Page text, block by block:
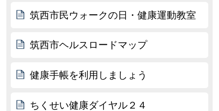
筑西市民ウォークの日・健康運動教室
筑西市ヘルスロードマップ
健康手帳を利用しましょう
ちくせい健康ダイヤル２４